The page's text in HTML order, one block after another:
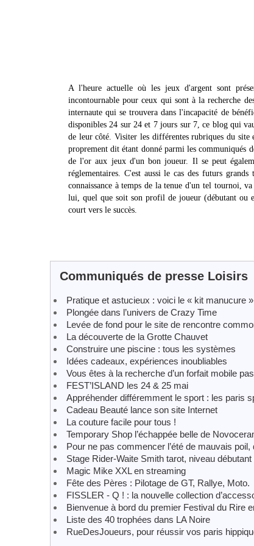
A l'heure actuelle où les jeux d'argent sont
incontournable pour ceux qui sont à la recherche
internaute qui se trouvera dans l'incapacité de
disponibles 24 sur 24 et 7 jours sur 7, ce blog qui
de leur côté. Visiter les différentes rubriques du
proprement dit étant donné parmi les communiqués
de l'or aux jeux d'un bon joueur. Il se peut
réglementaires. C'est aussi le cas des futurs
connaissance à temps de la tenue d'un tel tournoi,
lui, quel que soit son profil de joueur (débutant ou
court vers le succès.
Communiqués de presse Loisirs
Pratique et astucieux : voici le « kit manucure
Plongée dans l’univers de Crazy Time
Levée de fond pour le site de rencontre
La découverte de la Grotte Chauvet
Construire une piscine : tous les systèmes
Idées cadeaux, expériences inoubliables
Vous êtes à la recherche d’un forfait mobile
FEST’ISLAND les 24 & 25 mai
Appréhender différemment le sport : les paris
Cadeau Beauté lance son site Internet
La couture facile pour tous !
Temporary Shop l’échappée belle de
Pour ne pas commencer l’été de mauvais
Stage Rider-Waite Smith tarot, niveau
Magic Mike XXL en streaming
Fête des Pères : Pilotage de GT, Rallye, Moto.
FISSLER - Q ! : la nouvelle collection
Bienvenue à bord du premier Festival du Rire
Liste des 40 trophées dans LA Noire
RueDesJoueurs, pour réussir vos paris